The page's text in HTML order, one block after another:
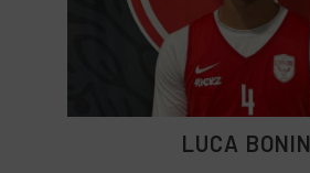
LUCA BONIN